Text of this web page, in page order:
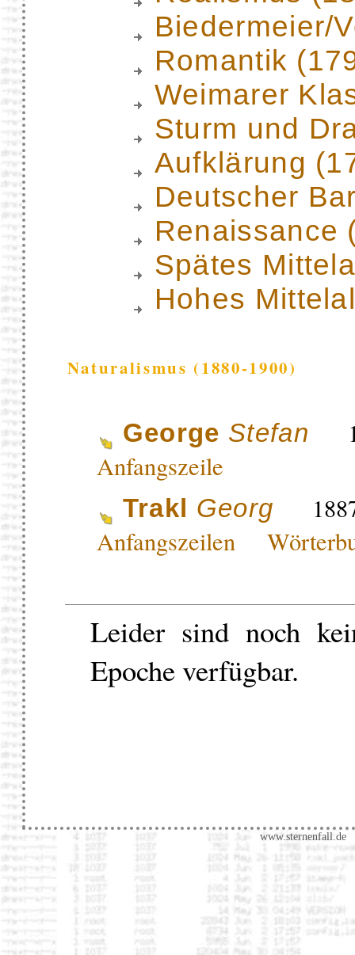
Biedermeier/
Romantik
Weimarer
Sturm und
Aufklärung
Deutscher
Renaissance
Spätes
Hohes
Naturalismus (1880-1900)
George Stefan
Anfangszeile
Trakl Georg
Anfangszeilen
Leider sind noch
Epoche verfügbar.
www.sternenfall.de